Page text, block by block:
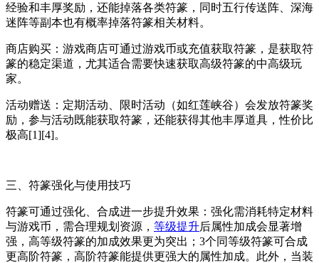
经验和丰厚奖励，还能掉落各类符篆，同时五行传送阵、深海
迷阵等副本也有概率掉落符篆相关材料。
商店购买：游戏商店可通过游戏币或充值获取符篆，是获取符
篆的稳定渠道，尤其适合需要快速获取高级符篆的中高级玩
家。
活动赠送：定期活动、限时活动（如红莲峡谷）会发放符篆奖
励，参与活动既能获取符篆，还能获得其他丰厚道具，性价比
极高[1][4]。
三、符篆强化与使用技巧
符篆可通过强化、合成进一步提升效果：强化需消耗特定材料
与游戏币，需合理规划资源， 等级提升后属性加成会显著增
强，高等级符篆的加成效果更为突出；3个同等级符篆可合成
更高阶符篆，高阶符篆能提供更强大的属性加成。此外，当装